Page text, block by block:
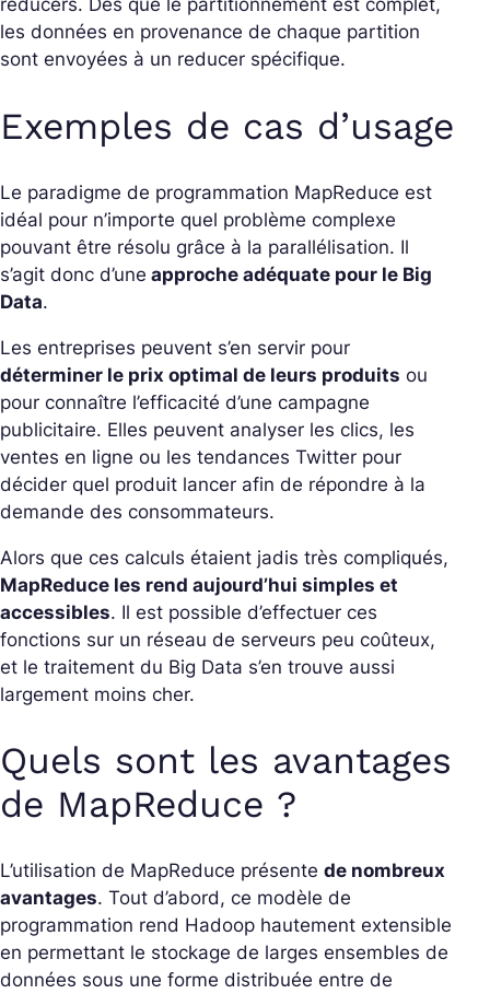
reducers. Dès que le partitionnement est complet,
les données en provenance de chaque partition
sont envoyées à un reducer spécifique.
Exemples de cas d’usage
Le paradigme de programmation MapReduce est
idéal pour n’importe quel problème complexe
pouvant être résolu grâce à la parallélisation. Il
s’agit donc d’une approche adéquate pour le Big
Data.
Les entreprises peuvent s’en servir pour
déterminer le prix optimal de leurs produits ou
pour connaître l’efficacité d’une campagne
publicitaire. Elles peuvent analyser les clics, les
ventes en ligne ou les tendances Twitter pour
décider quel produit lancer afin de répondre à la
demande des consommateurs.
Alors que ces calculs étaient jadis très compliqués,
MapReduce les rend aujourd’hui simples et
accessibles. Il est possible d’effectuer ces
fonctions sur un réseau de serveurs peu coûteux,
et le traitement du Big Data s’en trouve aussi
largement moins cher.
Quels sont les avantages
de MapReduce ?
L’utilisation de MapReduce présente de nombreux
avantages. Tout d’abord, ce modèle de
programmation rend Hadoop hautement extensible
en permettant le stockage de larges ensembles de
données sous une forme distribuée entre de